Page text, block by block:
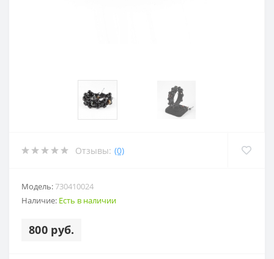
Отзывы: (0)
Модель:730410024
Наличие: Есть в наличии
800 руб.